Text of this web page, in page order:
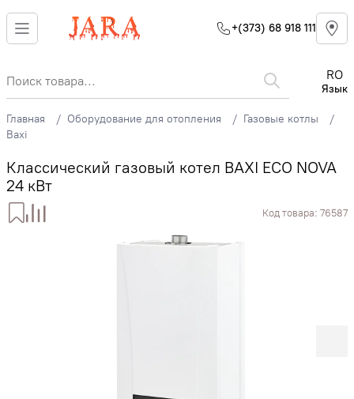
+(373) 68 918 111
RO
Язык
Главная Оборудование для отопления
Газовые котлы
Baxi
Классический газовый котел BAXI ECO NOVA
24 кВт
Код товара: 76587